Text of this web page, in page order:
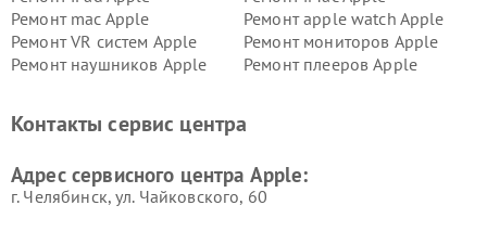
Ремонт mac Apple
Ремонт apple watch Apple
Ремонт VR систем Apple
Ремонт мониторов Apple
Ремонт наушников Apple
Ремонт плееров Apple
Контакты сервис центра
Адрес сервисного центра Apple:
г. Челябинск, ул. Чайковского, 60